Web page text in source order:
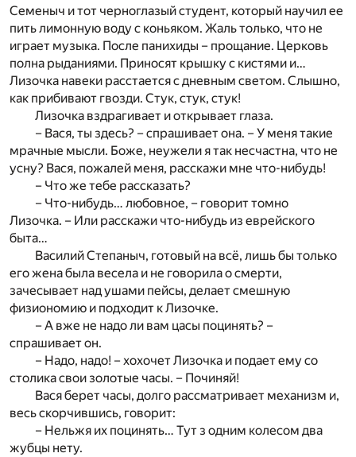
Семеныч и тот черноглазый студент, который научил ее
пить лимонную воду с коньяком. Жаль только, что не
играет музыка. После панихиды – прощание. Церковь
полна рыданиями. Приносят крышку с кистями и…
Лизочка навеки расстается с дневным светом. Слышно,
как прибивают гвозди. Стук, стук, стук!
Лизочка вздрагивает и открывает глаза.
– Вася, ты здесь? – спрашивает она. – У меня такие
мрачные мысли. Боже, неужели я так несчастна, что не
усну? Вася, пожалей меня, расскажи мне что-нибудь!
– Что же тебе рассказать?
– Что-нибудь… любовное, – говорит томно
Лизочка. – Или расскажи что-нибудь из еврейского
быта…
Василий Степаныч, готовый на всё, лишь бы только
его жена была весела и не говорила о смерти,
зачесывает над ушами пейсы, делает смешную
физиономию и подходит к Лизочке.
– А вже не надо ли вам цасы поцинять? –
спрашивает он.
– Надо, надо! – хохочет Лизочка и подает ему со
столика свои золотые часы. – Починяй!
Вася берет часы, долго рассматривает механизм и,
весь скорчившись, говорит:
– Нельжя их поцинять… Тут з одним колесом два
жубцы нету.